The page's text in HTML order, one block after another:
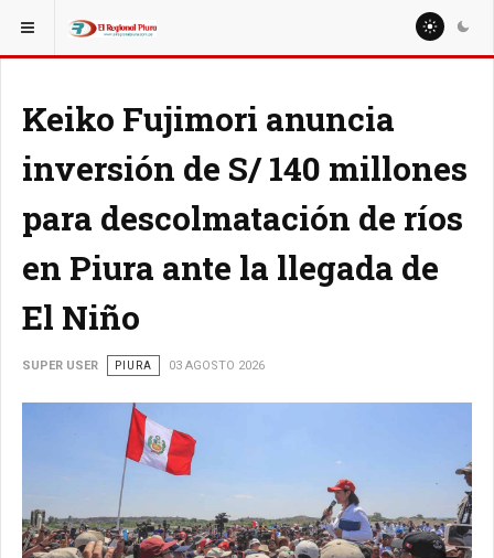
ESTÁ AQUÍ: REGIÓN PIURA
Keiko Fujimori anuncia
inversión de S/ 140 millones
para descolmatación de ríos
en Piura ante la llegada de
El Niño
SUPER USER PIURA 03 AGOSTO 2026